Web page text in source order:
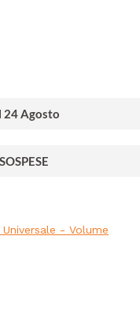
24 Agosto
Universale - Volume